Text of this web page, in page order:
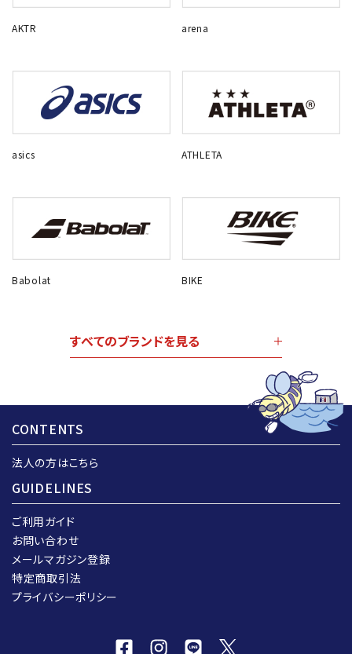
AKTR arena
asics ATHLETA
Babolat BIKE
すべてのブランドを見る
CONTENTS
法人の方はこちら
GUIDELINES
ご利用ガイド
お問い合わせ
メールマガジン登録
特定商取引法
プライバシーポリシー